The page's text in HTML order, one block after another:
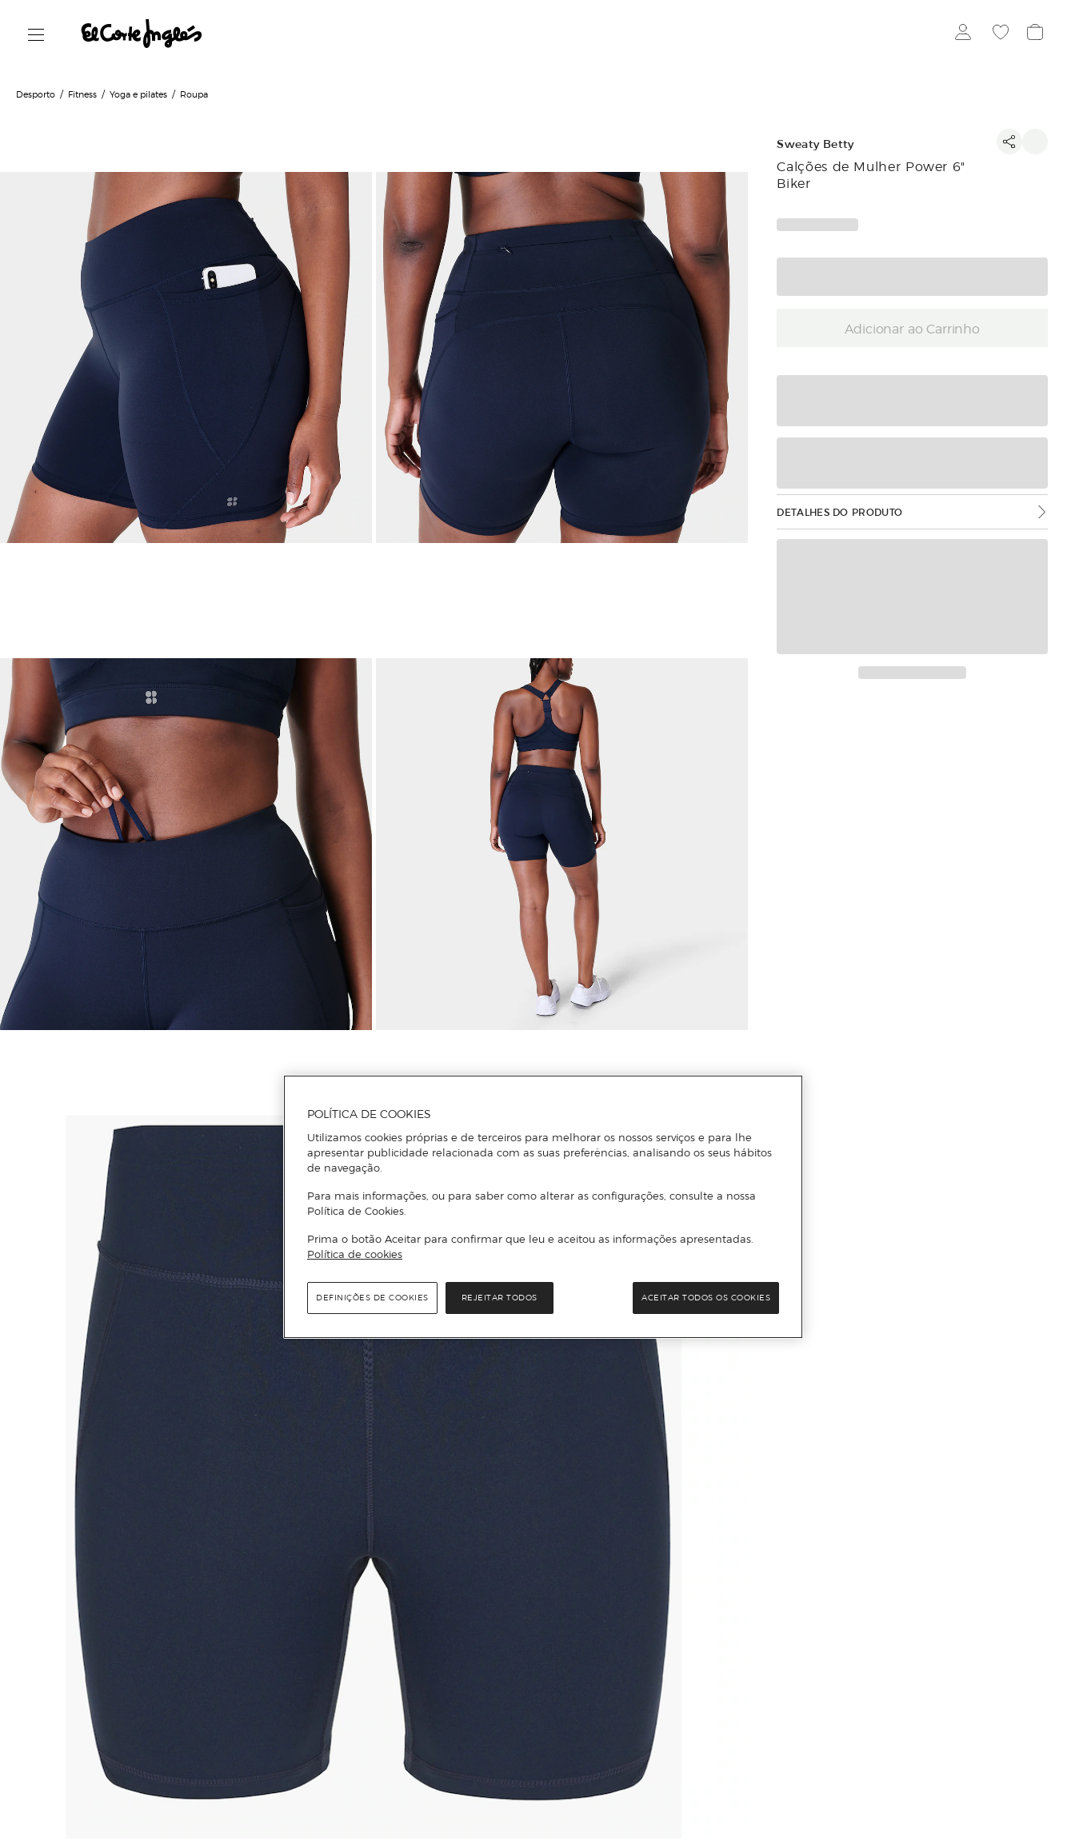
Desporto Fitness Yoga e pilates Roupa
Sweaty Betty
Calções de Mulher Power 6"
Biker
Adicionar ao Carrinho
DETALHES DO PRODUTO
POLÍTICA DE COOKIES
Utilizamos cookies próprias e de terceiros para melhorar os nossos serviços e para lhe
apresentar publicidade relacionada com as suas preferências, analisando os seus hábitos
de navegação.
Para mais informações, ou para saber como alterar as configurações, consulte a nossa
Política de Cookies.
Prima o botão Aceitar para confirmar que leu e aceitou as informações apresentadas.
Política de cookies
REJEITAR TODOS ACEITAR TODOS OS COOKIES
DEFINIÇÕES DE COOKIES